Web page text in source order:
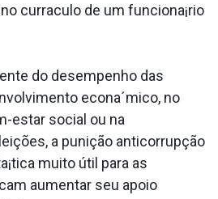
curra­culo de um funciona¡rio
do desempenho das
econa´mico, no
estar social ou na
a punição anticorrupção
muito útil para as
aumentar seu apoio